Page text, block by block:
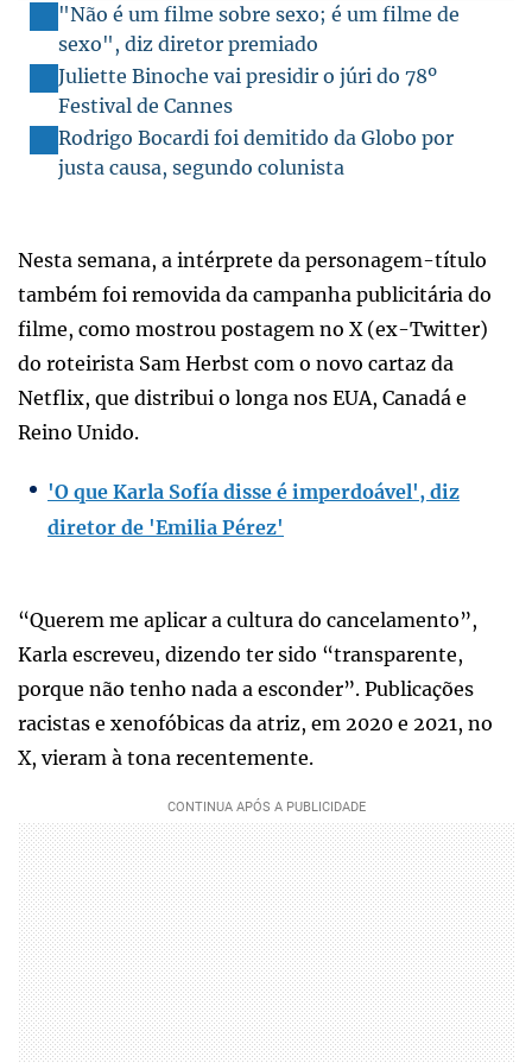
"Não é um filme sobre sexo; é um filme de
sexo", diz diretor premiado
Juliette Binoche vai presidir o júri do 78º
Festival de Cannes
Rodrigo Bocardi foi demitido da Globo por
justa causa, segundo colunista
Nesta semana, a intérprete da personagem-título
também foi removida da campanha publicitária do
filme, como mostrou postagem no X (ex-Twitter)
do roteirista Sam Herbst com o novo cartaz da
Netflix, que distribui o longa nos EUA, Canadá e
Reino Unido.
'O que Karla Sofía disse é imperdoável', diz
diretor de 'Emilia Pérez'
“Querem me aplicar a cultura do cancelamento”,
Karla escreveu, dizendo ter sido “transparente,
porque não tenho nada a esconder”. Publicações
racistas e xenofóbicas da atriz, em 2020 e 2021, no
X, vieram à tona recentemente.